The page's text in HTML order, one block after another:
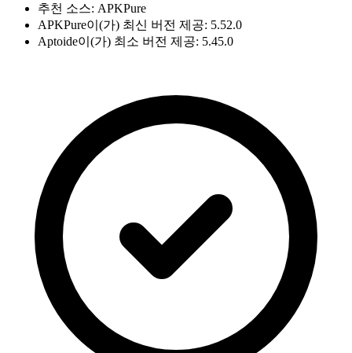
추천 소스: APKPure
APKPure이(가) 최신 버전 제공: 5.52.0
Aptoide이(가) 최소 버전 제공: 5.45.0